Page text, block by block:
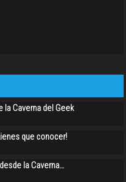
la Caverna del Geek
que conocer!
la Caverna…